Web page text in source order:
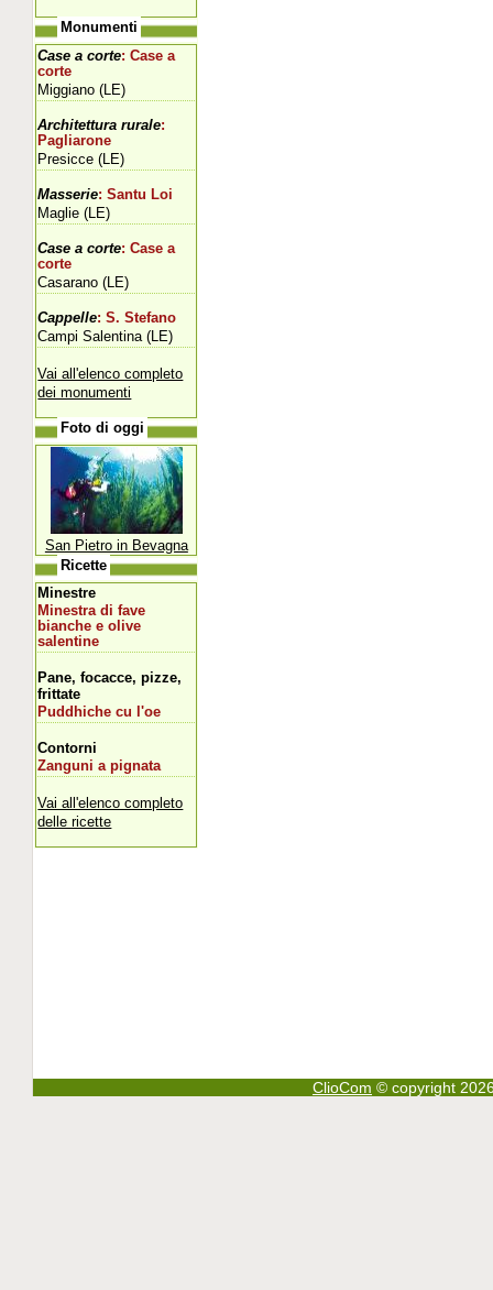
Monumenti
Case a corte: Case a
corte
Miggiano (LE)
Architettura rurale:
Pagliarone
Presicce (LE)
Masserie: Santu Loi
Maglie (LE)
Case a corte: Case a
corte
Casarano (LE)
Cappelle: S. Stefano
Campi Salentina (LE)
Vai all'elenco completo
dei monumenti
Foto di oggi
San Pietro in Bevagna
Ricette
Minestre
Minestra di fave
bianche e olive
salentine
Pane, focacce, pizze,
frittate
Puddhiche cu l'oe
Contorni
Zanguni a pignata
Vai all'elenco completo
delle ricette
ClioCom © copyright